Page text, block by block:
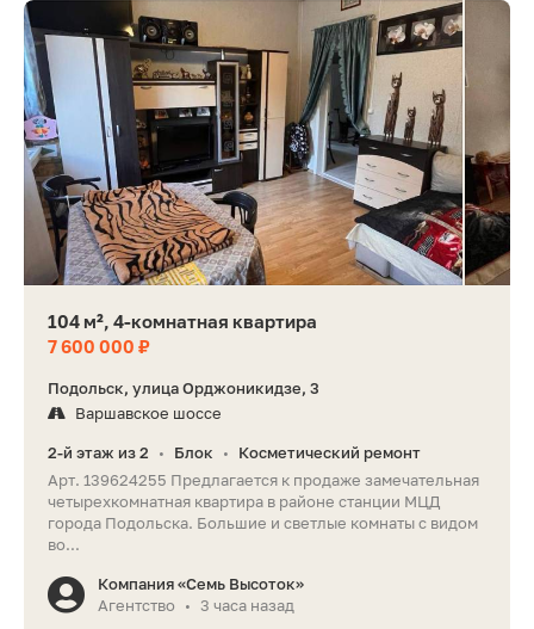
104 м², 4-комнатная квартира
7 600 000 ₽
Подольск, улица Орджоникидзе, 3
Варшавское шоссе
2-й этаж из 2 • Блок •
Косметический ремонт
Арт. 139624255 Предлагается к продаже замечательная
четырехкомнатная квартира в районе станции МЦД
города Подольска. Большие и светлые комнаты с видом
во...
Компания «Семь Высоток»
Агентство
• 3 часа назад